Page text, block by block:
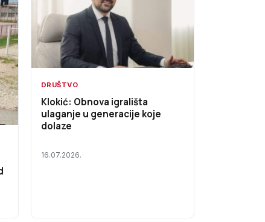
DRUŠTVO
Klokić: Obnova igrališta
ulaganje u generacije koje
dolaze
16.07.2026.